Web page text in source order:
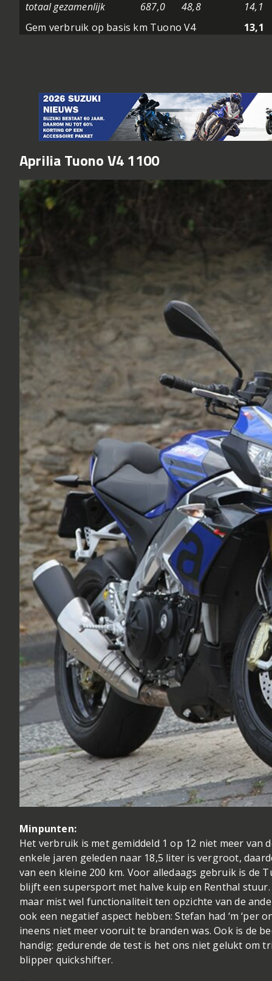
totaal gezamenlijk 687,0 48,8
14,1
Gem verbruik op basis km Tuono V4
13,1
Aprilia Tuono V4 1100
Minpunten:
Het verbruik is met gemiddeld 1 op 12 niet meer van
enkele jaren geleden naar 18,5 liter is vergroot,
van een kleine 200 km. Voor alledaags gebruik is de
blijft een supersport met halve kuip en Renthal
maar mist wel functionaliteit ten opzichte van de
ook een negatief aspect hebben: Stefan had ‘m ‘per
ineens niet meer vooruit te branden was. Ook is de
handig: gedurende de test is het ons niet gelukt om
blipper quickshifter.